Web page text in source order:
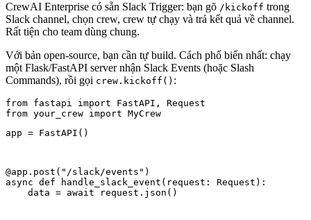
CrewAI Enterprise có sẵn Slack Trigger: bạn gõ /kickoff trong
Slack channel, chọn crew, crew tự chạy và trả kết quả về channel.
Rất tiện cho team dùng chung.
Với bản open-source, bạn cần tự build. Cách phổ biến nhất: chạy
một Flask/FastAPI server nhận Slack Events (hoặc Slash
Commands), rồi gọi crew.kickoff() :
from fastapi import FastAPI, Request
app = FastAPI()
@app.post("/slack/events")
async def handle_slack_event(request: Request):
    data = await request.json()